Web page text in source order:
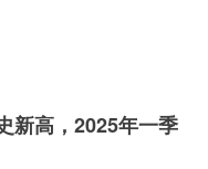
新高，2025年一季